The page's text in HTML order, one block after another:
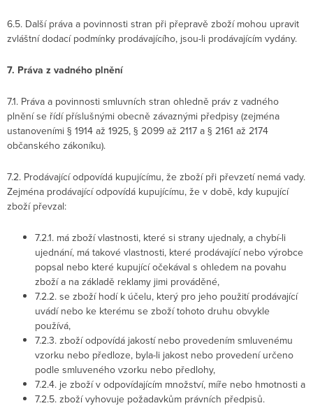
6.5. Další práva a povinnosti stran při přepravě zboží mohou upravit
zvláštní dodací podmínky prodávajícího, jsou-li prodávajícím vydány.
7. Práva z vadného plnění
7.1. Práva a povinnosti smluvních stran ohledně práv z vadného
plnění se řídí příslušnými obecně závaznými předpisy (zejména
ustanoveními § 1914 až 1925, § 2099 až 2117 a § 2161 až 2174
občanského zákoníku).
7.2. Prodávající odpovídá kupujícímu, že zboží při převzetí nemá vady.
Zejména prodávající odpovídá kupujícímu, že v době, kdy kupující
zboží převzal:
7.2.1. má zboží vlastnosti, které si strany ujednaly, a chybí-li
ujednání, má takové vlastnosti, které prodávající nebo výrobce
popsal nebo které kupující očekával s ohledem na povahu
zboží a na základě reklamy jimi prováděné,
7.2.2. se zboží hodí k účelu, který pro jeho použití prodávající
uvádí nebo ke kterému se zboží tohoto druhu obvykle
používá,
7.2.3. zboží odpovídá jakostí nebo provedením smluvenému
vzorku nebo předloze, byla-li jakost nebo provedení určeno
podle smluveného vzorku nebo předlohy,
7.2.4. je zboží v odpovídajícím množství, míře nebo hmotnosti a
7.2.5. zboží vyhovuje požadavkům právních předpisů.